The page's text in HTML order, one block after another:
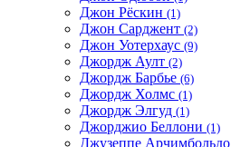
Джон Рёскин (1)
Джон Сарджент (2)
Джон Уотерхаус (9)
Джордж Аулт (2)
Джордж Барбье (6)
Джордж Холмс (1)
Джордж Элгуд (1)
Джорджио Беллони (1)
Джузеппе Арчимбольдо